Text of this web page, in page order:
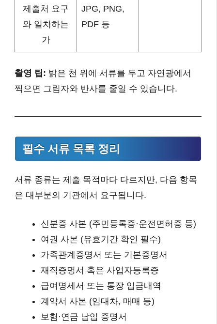
제출처 요구
와 일치하는
가
JPG, PNG,
PDF 등
촬영 팁: 밝은 천 위에 서류를 두고 자연광에서
찍으면 그림자와 반사를 줄일 수 있습니다.
필수 서류 목록 정리
서류 종류는 제출 목적마다 다르지만, 다음 항목
은 대부분의 기관에서 요구됩니다.
신분증 사본 (주민등록증·운전면허증 등)
여권 사본 (유효기간 확인 필수)
가족관계증명서 또는 기본증명서
재직증명서 혹은 사업자등록증
급여명세서 또는 통장 입금내역
계약서 사본 (임대차, 매매 등)
보험·연금 납입 증명서